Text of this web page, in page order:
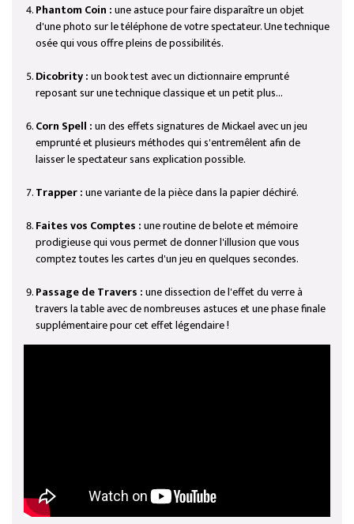
Phantom Coin :une astuce pour faire disparaître un objet
d'une photo sur le téléphone de votre spectateur. Une technique
osée qui vous offre pleins de possibilités.
Dicobrity :un book test avec un dictionnaire emprunté
reposant sur une technique classique et un petit plus...
Corn Spell :un des effets signatures de Mickael avec un jeu
emprunté et plusieurs méthodes qui s'entremêlent afin de
laisser le spectateur sans explication possible.
Trapper :une variante de la pièce dans la papier déchiré.
Faites vos Comptes :une routine de belote et mémoire
prodigieuse qui vous permet de donner l'illusion que vous
comptez toutes les cartes d'un jeu en quelques secondes.
Passage de Travers :une dissection de l'effet du verre à
travers la table avec de nombreuses astuces et une phase finale
supplémentaire pour cet effet légendaire !